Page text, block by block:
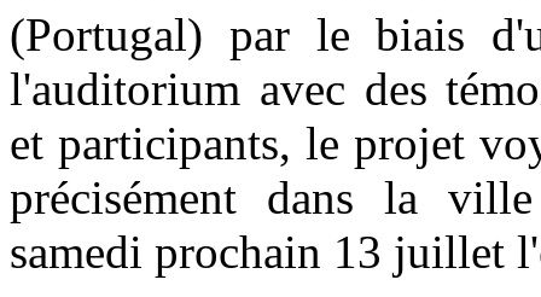
(Portugal) par le biais
l'auditorium avec des
et participants, le projet
précisément dans la
samedi prochain 13 juillet